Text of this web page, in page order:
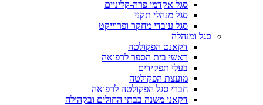
סגל אקדמי פרה-קליניים
סגל מנהלי תקני
סגל עובדי מחקר ופרוייקט
סגל ומנהלה
דקאנט הפקולטה
ראשי בית הספר לרפואה
בעלי תפקידים
מועצת הפקולטה
חברי סגל הפקולטה לרפואה
דקאני משנה בבתי החולים ובקהילה